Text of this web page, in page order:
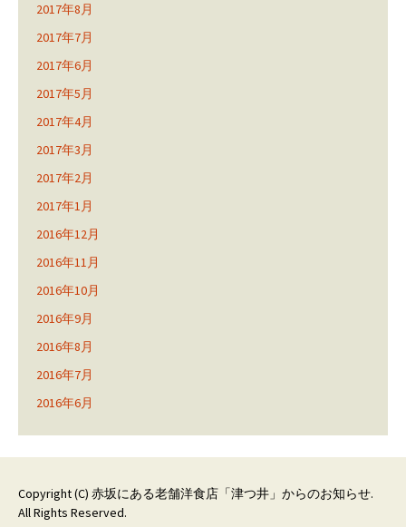
2017年8月
2017年7月
2017年6月
2017年5月
2017年4月
2017年3月
2017年2月
2017年1月
2016年12月
2016年11月
2016年10月
2016年9月
2016年8月
2016年7月
2016年6月
Copyright (C) 赤坂にある老舗洋食店「津つ井」からのお知らせ.
All Rights Reserved.